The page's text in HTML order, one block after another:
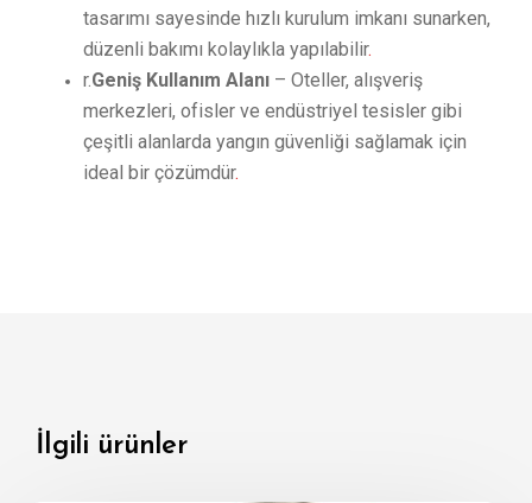
tasarımı sayesinde hızlı kurulum imkanı sunarken,
düzenli bakımı kolaylıkla yapılabilir.
r.Geniş Kullanım Alanı – Oteller, alışveriş
merkezleri, ofisler ve endüstriyel tesisler gibi
çeşitli alanlarda yangın güvenliği sağlamak için
ideal bir çözümdür.
İlgili ürünler